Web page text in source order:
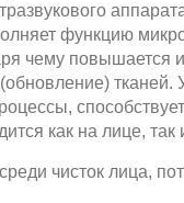
функцию
чему повышается
тканей.
как на лице, так
чисток лица,